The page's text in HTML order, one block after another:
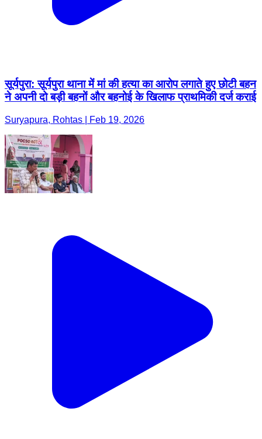
सूर्यपुरा: सूर्यपुरा थाना में मां की हत्या का आरोप लगाते हुए छोटी बहन
ने अपनी दो बड़ी बहनों और बहनोई के खिलाफ प्राथमिकी दर्ज कराई
Suryapura, Rohtas | Feb 19, 2026